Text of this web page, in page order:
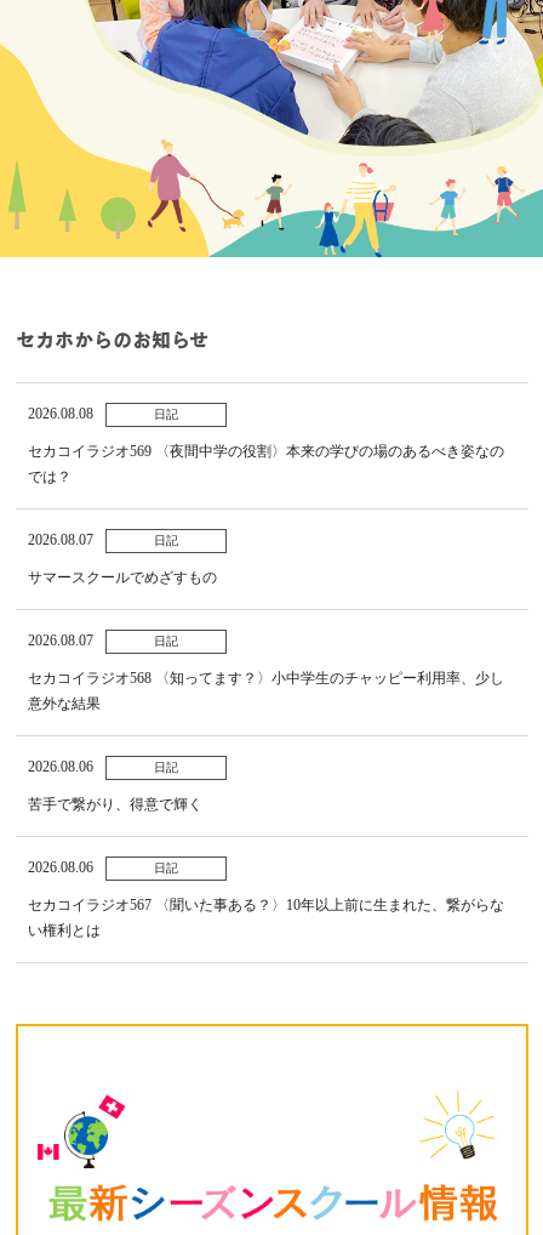
セカホからのお知らせ
2026.08.08 日記
セカコイラジオ569 〈夜間中学の役割〉本来の学びの場のあるべき姿なの
では？
2026.08.07 日記
サマースクールでめざすもの
2026.08.07 日記
セカコイラジオ568 〈知ってます？〉小中学生のチャッピー利用率、少し
意外な結果
2026.08.06 日記
苦手で繋がり、得意で輝く
2026.08.06 日記
セカコイラジオ567 〈聞いた事ある？〉10年以上前に生まれた、繋がらな
い権利とは